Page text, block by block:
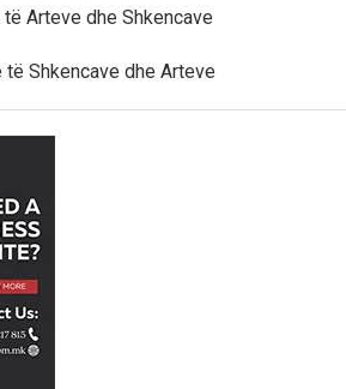
Arteve dhe Shkencave
Shkencave dhe Arteve